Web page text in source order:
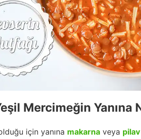
Mercimeğin Yanına
için yanına makarna veya pilav